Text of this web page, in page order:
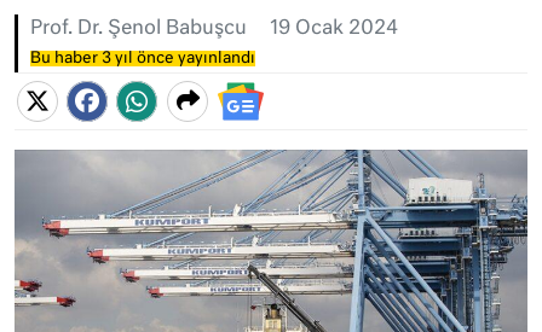
Prof. Dr. Şenol Babuşcu 19 Ocak 2024
Bu haber 3 yıl önce yayınlandı